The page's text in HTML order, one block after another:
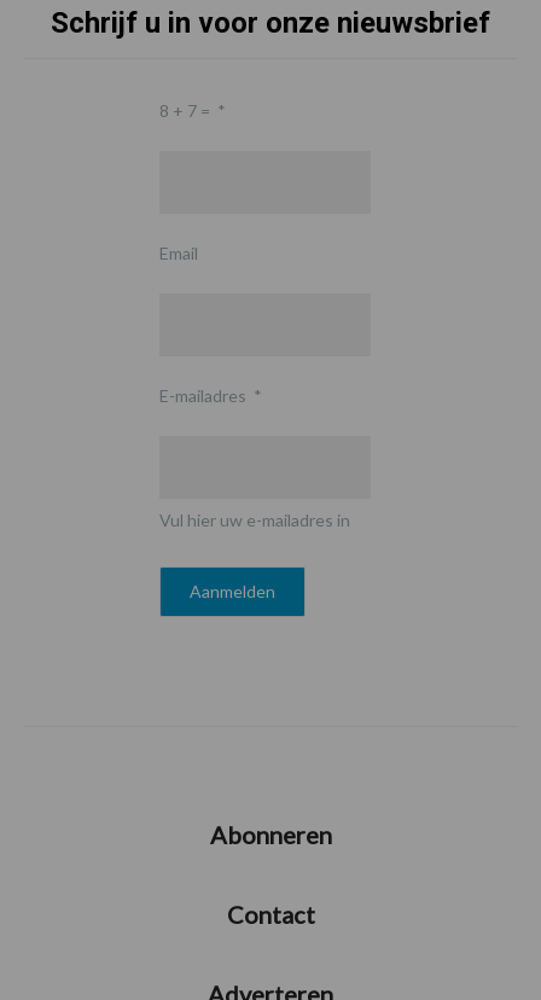
Schrijf u in voor onze nieuwsbrief
8 + 7 = *
Email
E-mailadres *
Vul hier uw e-mailadres in
Abonneren
Contact
Adverteren